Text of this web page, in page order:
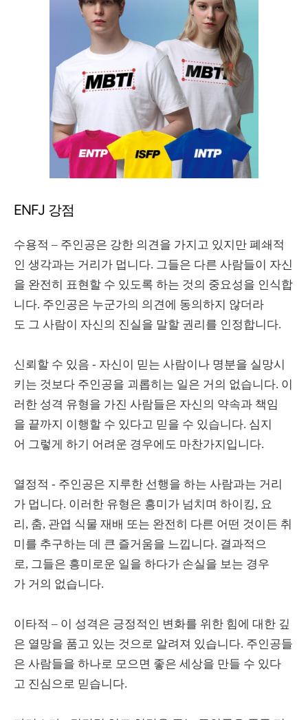
ENFJ 강점
수용적 – 주인공은 강한 의견을 가지고 있지만 폐쇄적
인 생각과는 거리가 멉니다. 그들은 다른 사람들이 자신
을 완전히 표현할 수 있도록 하는 것의 중요성을 인식합
니다. 주인공은 누군가의 의견에 동의하지 않더라
도 그 사람이 자신의 진실을 말할 권리를 인정합니다.
신뢰할 수 있음 - 자신이 믿는 사람이나 명분을 실망시
키는 것보다 주인공을 괴롭히는 일은 거의 없습니다. 이
러한 성격 유형을 가진 사람들은 자신의 약속과 책임
을 끝까지 이행할 수 있다고 믿을 수 있습니다. 심지
어 그렇게 하기 어려운 경우에도 마찬가지입니다.
열정적 - 주인공은 지루한 선행을 하는 사람과는 거리
가 멉니다. 이러한 유형은 흥미가 넘치며 하이킹, 요
리, 춤, 관엽 식물 재배 또는 완전히 다른 어떤 것이든 취
미를 추구하는 데 큰 즐거움을 느낍니다. 결과적으
로, 그들은 흥미로운 일을 하다가 손실을 보는 경우
가 거의 없습니다.
이타적 – 이 성격은 긍정적인 변화를 위한 힘에 대한 깊
은 열망을 품고 있는 것으로 알려져 있습니다. 주인공들
은 사람들을 하나로 모으면 좋은 세상을 만들 수 있다
고 진심으로 믿습니다.